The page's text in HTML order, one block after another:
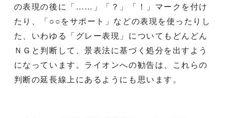
の表現の後に「……」「？」「！」マークを付け
たり、「○○をサポート」などの表現を使ったりし
た、いわゆる「グレー表現」についてもどんどん
ＮＧと判断して、景表法に基づく処分を出すよう
になっています。ライオンへの勧告は、これらの
判断の延長線上にあるようにも思います。